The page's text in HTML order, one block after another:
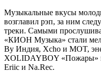
Музыкальные вкусы
возглавил рэп, за ним
треки. Самыми
«КИОН Музыка» стали
By Индия, Xcho и MOT,
XOLIDAYBOY «Пожары»
Eriic и Na.Rec.